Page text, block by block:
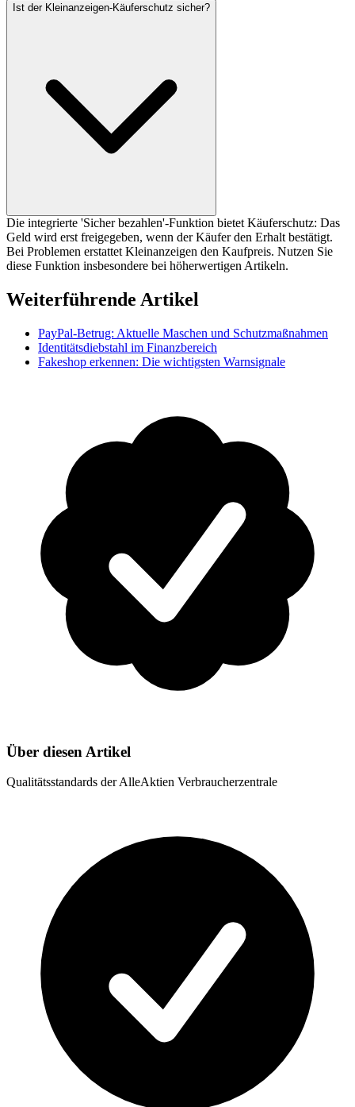
Ist der Kleinanzeigen-Käuferschutz sicher?
Die integrierte 'Sicher bezahlen'-Funktion bietet Käuferschutz: Das
Geld wird erst freigegeben, wenn der Käufer den Erhalt bestätigt.
Bei Problemen erstattet Kleinanzeigen den Kaufpreis. Nutzen Sie
diese Funktion insbesondere bei höherwertigen Artikeln.
Weiterführende Artikel
PayPal-Betrug: Aktuelle Maschen und Schutzmaßnahmen
Identitätsdiebstahl im Finanzbereich
Fakeshop erkennen: Die wichtigsten Warnsignale
Über diesen Artikel
Qualitätsstandards der AlleAktien Verbraucherzentrale